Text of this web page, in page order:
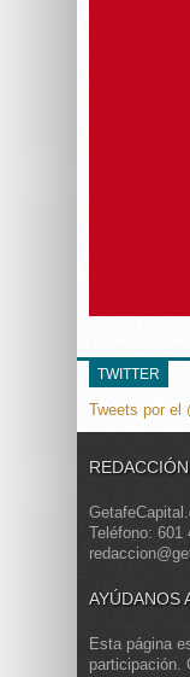
TWITTER
Tweets por el
REDACCIÓN
Teléfono: 601
AYÚDANOS
Esta página
participación.